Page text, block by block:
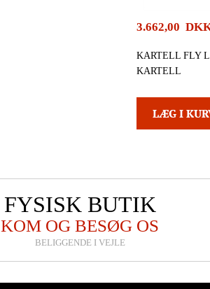
3.662,00
KARTELL FLY
KARTELL
FYSISK BUTIK
KOM OG BESØG OS
BELIGGENDE I VEJLE